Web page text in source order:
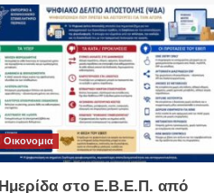
Οικονομια
Ημερίδα στο Ε.Β.Ε.Π. από